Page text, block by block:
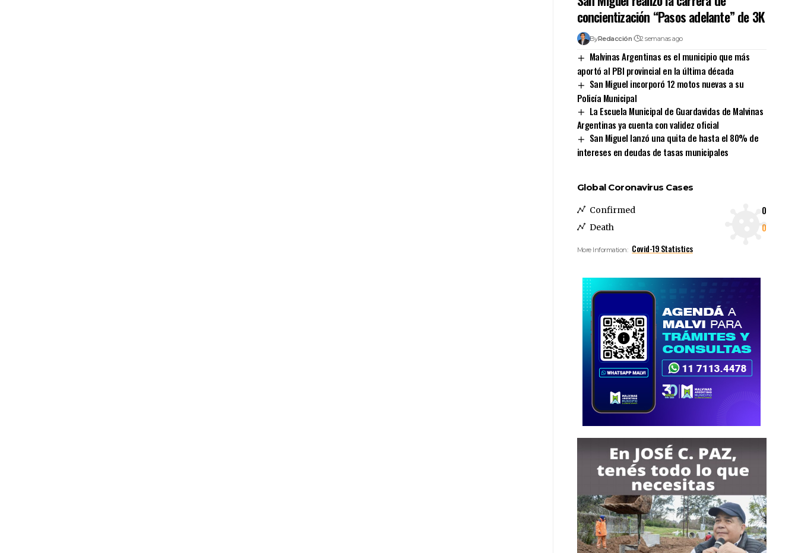
concientización “Pasos adelante” de 3K
ByRedacción 2 semanas ago
Malvinas Argentinas es el municipio que más
aportó al PBI provincial en la última década
San Miguel incorporó 12 motos nuevas a su
Policía Municipal
La Escuela Municipal de Guardavidas de Malvinas
Argentinas ya cuenta con validez oficial
San Miguel lanzó una quita de hasta el 80% de
intereses en deudas de tasas municipales
Global Coronavirus Cases
Confirmed 0
Death 0
More Information: Covid-19 Statistics